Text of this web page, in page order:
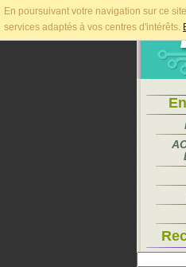
En poursuivant votre navigation sur ce
services adaptés à vos centres d'intérêts.